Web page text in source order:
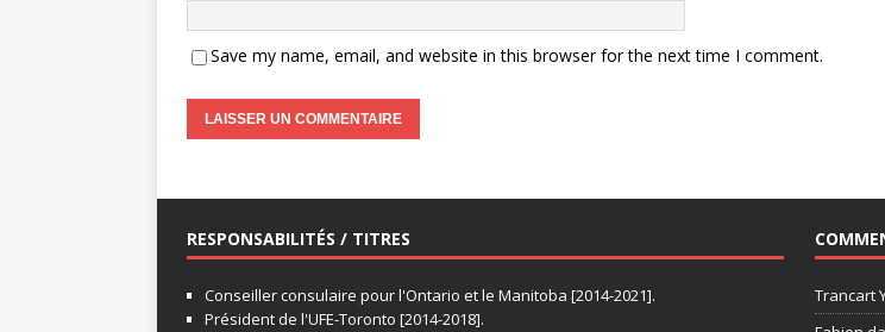
Save my name, email, and website in this browser for the next time I comment.
RESPONSABILITÉS / TITRES
Conseiller consulaire pour l'Ontario et le Manitoba [2014-2021].
Président de l'UFE-Toronto [2014-2018].
Trancart